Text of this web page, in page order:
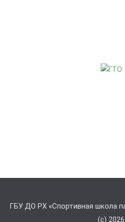
ГБУ ДО РХ «Спортивная школа
(с) 2026